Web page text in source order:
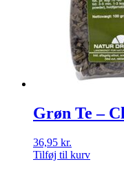
Grøn Te –
36,95 kr.
Tilføj til kurv